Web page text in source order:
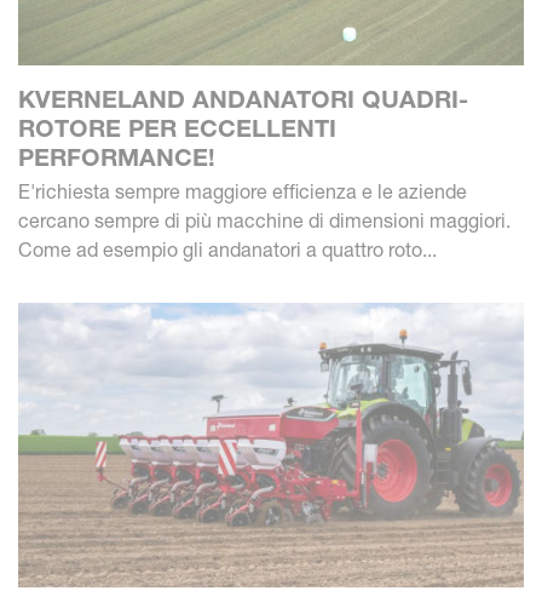
KVERNELAND ANDANATORI QUADRI-
ROTORE PER ECCELLENTI
PERFORMANCE!
E'richiesta sempre maggiore efficienza e le aziende
cercano sempre di più macchine di dimensioni maggiori.
Come ad esempio gli andanatori a quattro roto...